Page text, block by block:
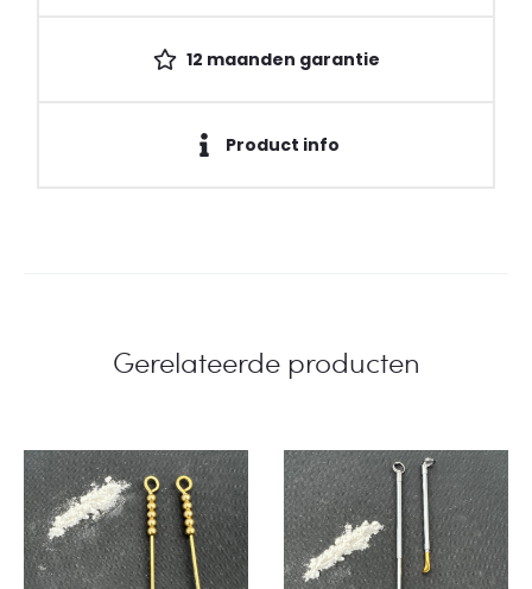
12 maanden garantie
Product info
Gerelateerde producten